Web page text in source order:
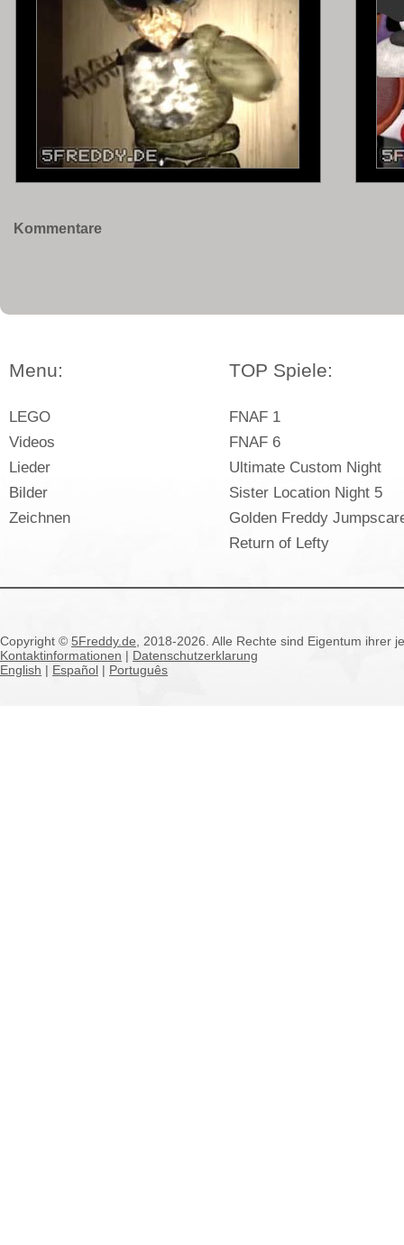
Kommentare
Menu:
LEGO
Videos
Lieder
Bilder
Zeichnen
TOP Spiele:
FNAF 1
FNAF 6
Ultimate Custom Night
Sister Location Night 5
Golden Freddy
Return of Lefty
Copyright © 5Freddy.de , 2018-2026. Alle Rechte sind Eigentum ihrer
Kontaktinformationen | Datenschutzerklarung
English | Español | Português